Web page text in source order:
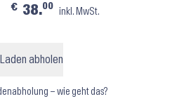
⬝ Black Menge
€ 38.00
inkl. MwSt.
Laden abholen
– wie geht das?